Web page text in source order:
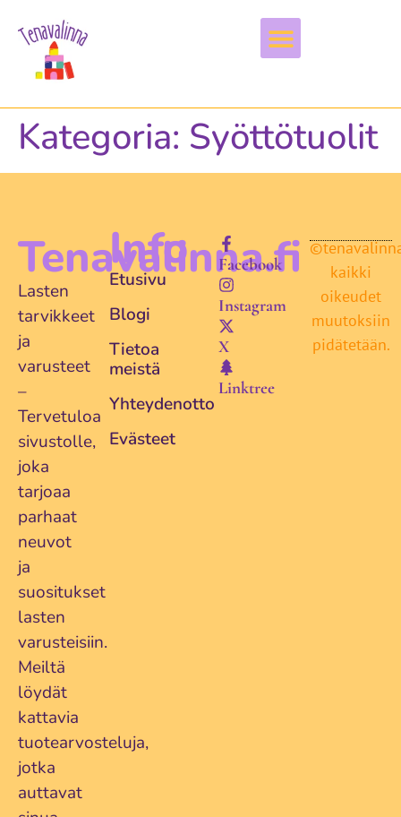
Kategoria: Syöttötuolit
Tenavalinna.fi
Lasten
tarvikkeet
ja
varusteet
–
Tervetuloa
sivustolle,
joka
tarjoaa
parhaat
neuvot
ja
suositukset
lasten
varusteisiin.
Meiltä
löydät
kattavia
tuotearvosteluja,
jotka
auttavat
Info
Etusivu
Blogi
Tietoa
meistä
Yhteydenotto
Evästeet
Facebook
Instagram
X
Linktree
kaikki
oikeudet
muutoksiin
pidätetään.